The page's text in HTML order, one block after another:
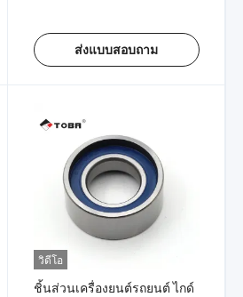
ส่งแบบสอบถาม
วิดีโอ
ชิ้นส่วนเครื่องยนต์รถยนต์ ไกด์